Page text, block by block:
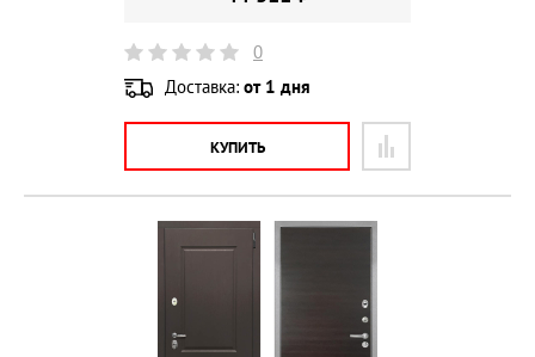
0
Доставка: от 1 дня
КУПИТЬ